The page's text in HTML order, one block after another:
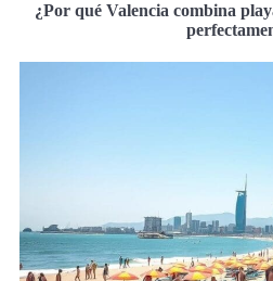
¿Por qué Valencia combina